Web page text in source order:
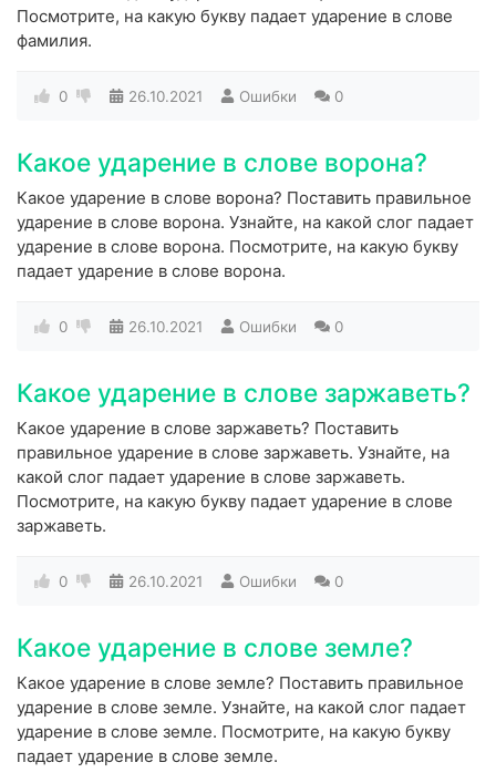
Посмотрите, на какую букву падает ударение в слове
фамилия.
0 26.10.2021 Ошибки 0
Какое ударение в слове ворона?
Какое ударение в слове ворона? Поставить правильное
ударение в слове ворона. Узнайте, на какой слог падает
ударение в слове ворона. Посмотрите, на какую букву
падает ударение в слове ворона.
0 26.10.2021 Ошибки 0
Какое ударение в слове заржаветь?
Какое ударение в слове заржаветь? Поставить
правильное ударение в слове заржаветь. Узнайте, на
какой слог падает ударение в слове заржаветь.
Посмотрите, на какую букву падает ударение в слове
заржаветь.
0 26.10.2021 Ошибки 0
Какое ударение в слове земле?
Какое ударение в слове земле? Поставить правильное
ударение в слове земле. Узнайте, на какой слог падает
ударение в слове земле. Посмотрите, на какую букву
падает ударение в слове земле.